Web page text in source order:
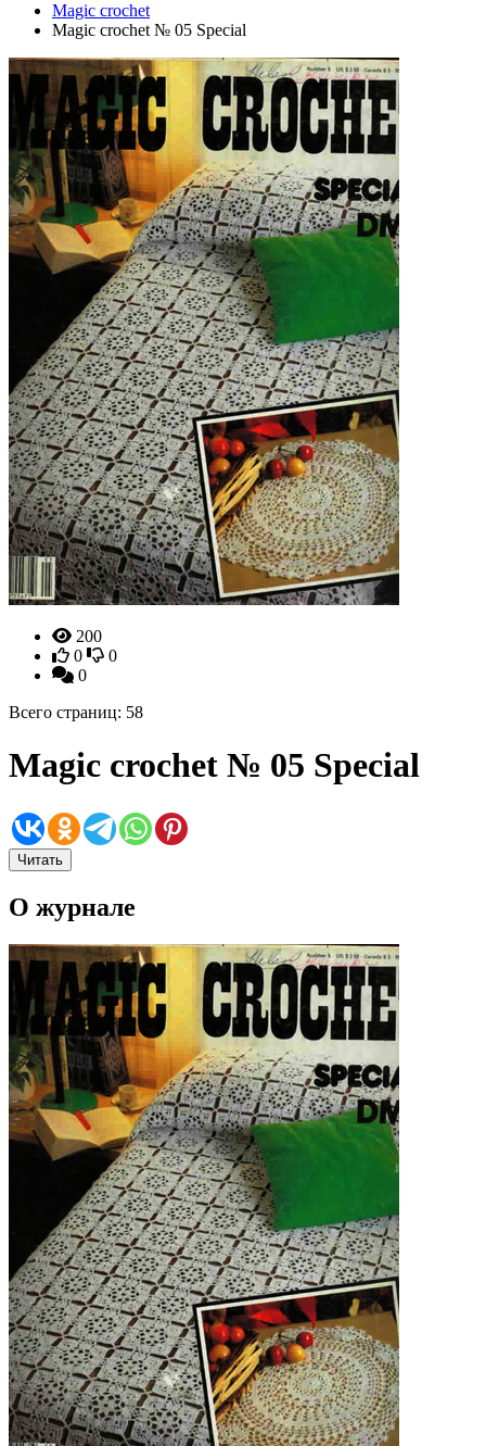
Magic crochet
Magic crochet № 05 Special
200
0
0
0
Всего страниц: 58
Magic crochet № 05 Special
Читать
О журнале